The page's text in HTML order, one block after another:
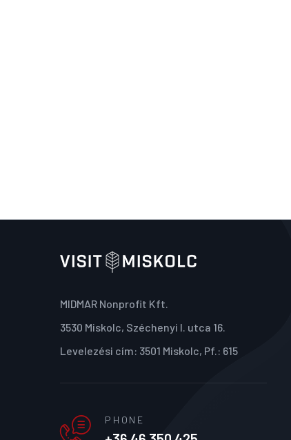
MIDMAR Nonprofit Kft.
3530 Miskolc, Széchenyi I. utca 16.
Levelezési cím: 3501 Miskolc, Pf.: 615
PHONE